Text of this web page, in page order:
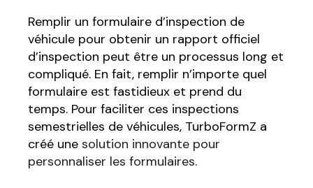
Remplir un formulaire d’inspection de
véhicule pour obtenir un rapport officiel
d’inspection peut être un processus long et
compliqué. En fait, remplir n’importe quel
formulaire est fastidieux et prend du
temps. Pour faciliter ces inspections
semestrielles de véhicules, TurboFormZ a
créé unesolution innovante pour
personnaliser les formulaires.